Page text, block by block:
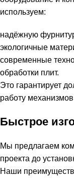
используем:
надёжную
экологичные
современные
обработки плит.
Это гарантирует
работу
Быстрое
Мы предлагаем
проекта до
Наши